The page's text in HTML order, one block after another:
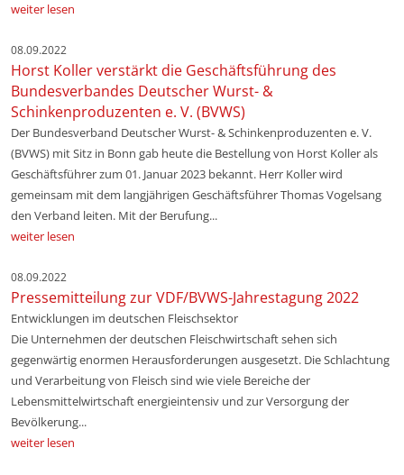
weiter lesen
08.09.2022
Horst Koller verstärkt die Geschäftsführung des
Bundesverbandes Deutscher Wurst- &
Schinkenproduzenten e. V. (BVWS)
Der Bundesverband Deutscher Wurst- & Schinkenproduzenten e. V.
(BVWS) mit Sitz in Bonn gab heute die Bestellung von Horst Koller als
Geschäftsführer zum 01. Januar 2023 bekannt. Herr Koller wird
gemeinsam mit dem langjährigen Geschäftsführer Thomas Vogelsang
den Verband leiten. Mit der Berufung...
weiter lesen
08.09.2022
Pressemitteilung zur VDF/BVWS-Jahrestagung 2022
Entwicklungen im deutschen Fleischsektor
Die Unternehmen der deutschen Fleischwirtschaft sehen sich
gegenwärtig enormen Herausforderungen ausgesetzt. Die Schlachtung
und Verarbeitung von Fleisch sind wie viele Bereiche der
Lebensmittelwirtschaft energieintensiv und zur Versorgung der
Bevölkerung...
weiter lesen